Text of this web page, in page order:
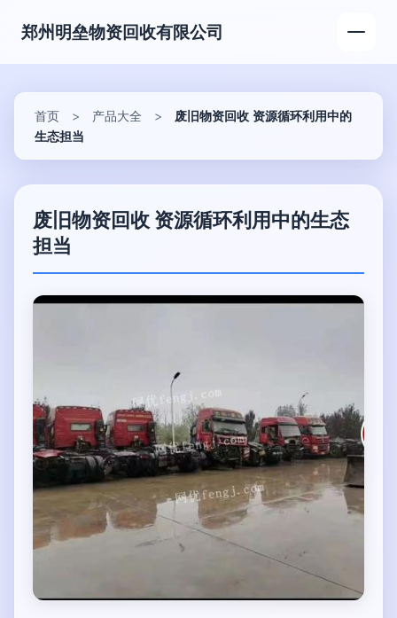
郑州明垒物资回收有限公司
首页 > 产品大全 >
废旧物资回收 资源循环利用中的
生态担当
废旧物资回收 资源循环利用中的生态
担当